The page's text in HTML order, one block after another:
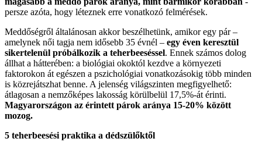
persze azóta, hogy léteznek erre vonatkozó felmérések.
Meddőségről általánosan akkor beszélhetünk, amikor egy pár –
amelynek női tagja nem idősebb 35 évnél – egy éven keresztül
sikertelenül próbálkozik a teherbeeséssel. Ennek számos dolog
állhat a hátterében: a biológiai okoktól kezdve a környezeti
faktorokon át egészen a pszichológiai vonatkozásokig több minden
is közrejátszhat benne. A jelenség világszinten megfigyelhető:
átlagosan a nemzőképes lakosság körülbelül 17,5%-át érinti.
Magyarországon az érintett párok aránya 15-20% között
mozog.
5 teherbeesési praktika a dédszülőktől